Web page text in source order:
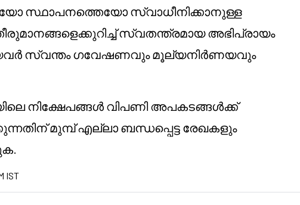
സ്ഥാപനത്തെയോ സ്വാധീനിക്കാനുള്ള
സ്വതന്ത്രമായ അഭിപ്രായം
സ്വന്തം ഗവേഷണവും മൂല്യനിർണയവും
നിക്ഷേപങ്ങൾ വിപണി അപകടങ്ങൾക്ക്
മുമ്പ് എല്ലാ ബന്ധപ്പെട്ട രേഖകളും
IST